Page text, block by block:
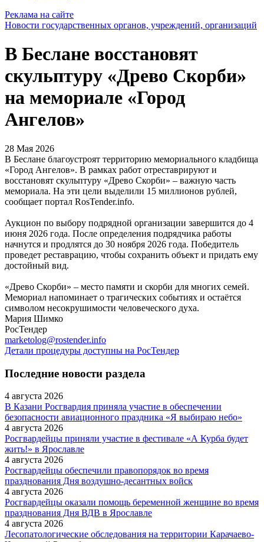
Реклама на сайте
Новости государственных органов, учреждений, организаций
В Беслане восстановят
скульптуру «Древо Скорби»
на мемориале «Город
Ангелов»
28 Мая 2026
В Беслане благоустроят территорию мемориального кладбища
«Город Ангелов». В рамках работ отреставрируют и
восстановят скульптуру «Древо Скорби» – важную часть
мемориала. На эти цели выделили 15 миллионов рублей,
сообщает портал RosTender.info.
Аукцион по выбору подрядной организации завершится до 4
июня 2026 года. После определения подрядчика работы
начнутся и продлятся до 30 ноября 2026 года. Победитель
проведет реставрацию, чтобы сохранить объект и придать ему
достойный вид.
«Древо Скорби» – место памяти и скорби для многих семей.
Мемориал напоминает о трагических событиях и остаётся
символом несокрушимости человеческого духа.
Мария Шимко
РосТендер
marketolog@rostender.info
Детали процедуры доступны на РосТендер
Последние новости раздела
4 августа 2026
В Казани Росгвардия приняла участие в обеспечении
безопасности авиационного праздника «Я выбираю небо»
4 августа 2026
Росгвардейцы приняли участие в фестивале «А Курба будет
жить!» в Ярославле
4 августа 2026
Росгвардейцы обеспечили правопорядок во время
празднования Дня воздушно-десантных войск
4 августа 2026
Росгвардейцы оказали помощь беременной женщине во время
празднования Дня ВДВ в Ярославле
4 августа 2026
Лесопатологические обследования на территории Карачаево-